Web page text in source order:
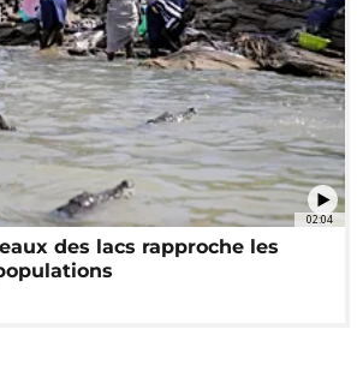
02:04
des lacs rapproche les